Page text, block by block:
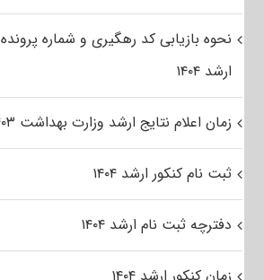
نحوه بازیابی کد رهگیری و شماره پرونده
ارشد ۱۴۰۴
زمان اعلام نتایج ارشد وزارت بهداشت ۱۴۰۳
ثبت نام کنکور ارشد ۱۴۰۴
دفترچه ثبت نام ارشد ۱۴۰۴